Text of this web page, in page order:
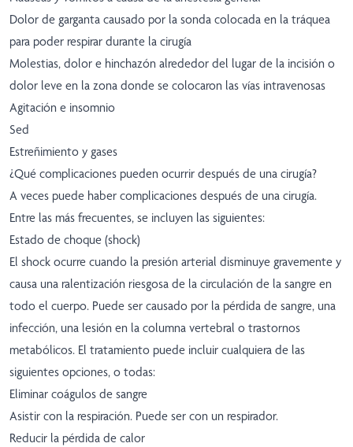
Dolor de garganta causado por la sonda colocada en la tráquea
para poder respirar durante la cirugía
Molestias, dolor e hinchazón alrededor del lugar de la incisión o
dolor leve en la zona donde se colocaron las vías intravenosas
Agitación e insomnio
Sed
Estreñimiento y gases
¿Qué complicaciones pueden ocurrir después de una cirugía?
A veces puede haber complicaciones después de una cirugía.
Entre las más frecuentes, se incluyen las siguientes:
Estado de choque (shock)
El shock ocurre cuando la presión arterial disminuye gravemente y
causa una ralentización riesgosa de la circulación de la sangre en
todo el cuerpo. Puede ser causado por la pérdida de sangre, una
infección, una lesión en la columna vertebral o trastornos
metabólicos. El tratamiento puede incluir cualquiera de las
siguientes opciones, o todas:
Eliminar coágulos de sangre
Asistir con la respiración. Puede ser con un respirador.
Reducir la pérdida de calor